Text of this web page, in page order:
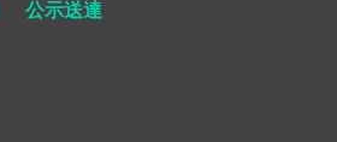
公示送達